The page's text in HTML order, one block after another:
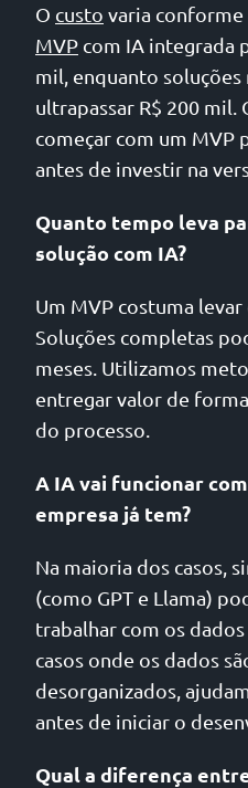
O custo varia conforme
MVP com IA integrada
mil, enquanto
ultrapassar R$ 200 mil.
começar com um MVP
antes de investir na
Quanto tempo leva
solução com IA?
Um MVP costuma levar
Soluções completas
meses. Utilizamos
entregar valor de
do processo.
A IA vai funcionar
empresa já tem?
Na maioria dos casos,
(como GPT e Llama)
trabalhar com os
casos onde os dados
desorganizados,
antes de iniciar o
Qual a diferença